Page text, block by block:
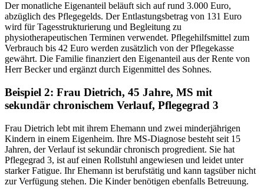
Der monatliche Eigenanteil beläuft sich auf rund 3.000 Euro,
abzüglich des Pflegegelds. Der Entlastungsbetrag von 131 Euro
wird für Tagesstrukturierung und Begleitung zu
physiotherapeutischen Terminen verwendet. Pflegehilfsmittel zum
Verbrauch bis 42 Euro werden zusätzlich von der Pflegekasse
gewährt. Die Familie finanziert den Eigenanteil aus der Rente von
Herr Becker und ergänzt durch Eigenmittel des Sohnes.
Beispiel 2: Frau Dietrich, 45 Jahre, MS mit
sekundär chronischem Verlauf, Pflegegrad 3
Frau Dietrich lebt mit ihrem Ehemann und zwei minderjährigen
Kindern in einem Eigenheim. Ihre MS-Diagnose besteht seit 15
Jahren, der Verlauf ist sekundär chronisch progredient. Sie hat
Pflegegrad 3, ist auf einen Rollstuhl angewiesen und leidet unter
starker Fatigue. Ihr Ehemann ist berufstätig und kann tagsüber nicht
zur Verfügung stehen. Die Kinder benötigen ebenfalls Betreuung.